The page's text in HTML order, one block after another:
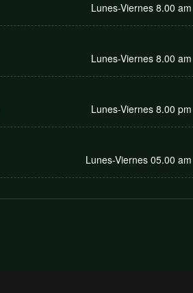
Lunes-Viernes 8.00
Lunes-Viernes 8.00
Lunes-Viernes 8.00
Lunes-Viernes 05.00